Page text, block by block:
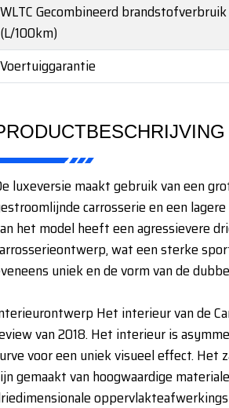
WLTC Gecombineerd brandstofverbruik
(L/100km)
Voertuiggarantie
luxeversie maakt gebruik van een
carrosserie en een
het model heeft een agressievere
wat een sterke
uniek en de vorm van de
Het interieur van de
van 2018. Het interieur is
voor een uniek visueel effect. Het
gemaakt van hoogwaardige